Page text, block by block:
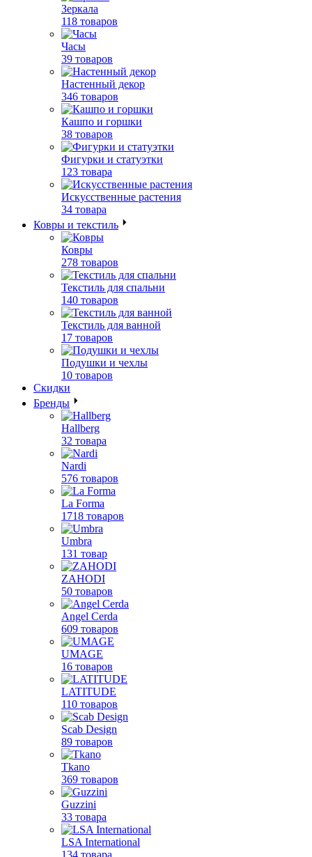
Зеркала
118 товаров
Часы
39 товаров
Настенный декор
346 товаров
Кашпо и горшки
38 товаров
Фигурки и статуэтки
123 товара
Искусственные растения
34 товара
Ковры и текстиль
Ковры
278 товаров
Текстиль для спальни
140 товаров
Текстиль для ванной
17 товаров
Подушки и чехлы
10 товаров
Скидки
Бренды
Hallberg
32 товара
Nardi
576 товаров
La Forma
1718 товаров
Umbra
131 товар
ZAHODI
50 товаров
Angel Cerda
609 товаров
UMAGE
16 товаров
LATITUDE
110 товаров
Scab Design
89 товаров
Tkano
369 товаров
Guzzini
33 товара
LSA International
134 товара